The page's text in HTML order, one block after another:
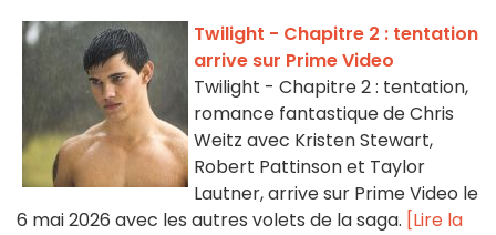
Twilight - Chapitre 2 : tentation
arrive sur Prime Video
Twilight - Chapitre 2 : tentation,
romance fantastique de Chris
Weitz avec Kristen Stewart,
Robert Pattinson et Taylor
Lautner, arrive sur Prime Video le
6 mai 2026 avec les autres volets de la saga. [Lire la